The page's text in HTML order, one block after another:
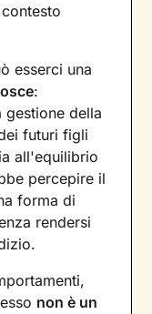
esserci una
:
della
futuri figli
all'equilibrio
percepire il
forma di
rendersi
non è un